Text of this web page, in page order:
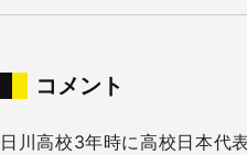
コメント
日川高校3年時に高校日本代